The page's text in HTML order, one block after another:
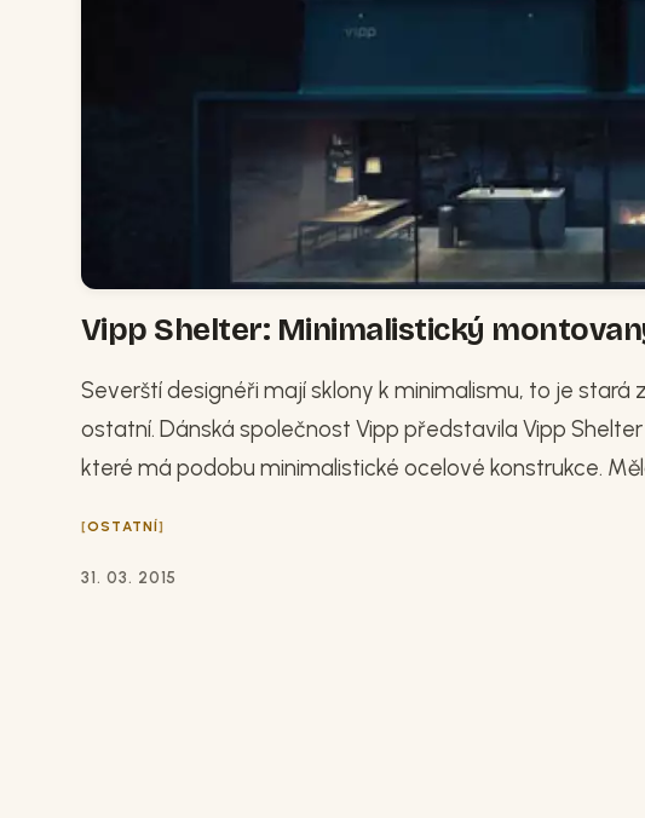
Vipp Shelter: Minimalistický
Severští designéři mají sklony k minimalismu, to je
ostatní. Dánská společnost Vipp představila Vipp
které má podobu minimalistické ocelové konstrukce.
OSTATNÍ
31. 03. 2015